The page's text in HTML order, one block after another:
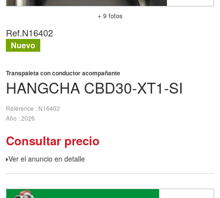
+ 9 fotos
HANGCHA CBD30-XT1-SI
Transpaleta con conductor acompañante
Référence
N16402
Año 2026
Consultar precio
Ver el anuncio en detalle
Ref.N16402
Nuevo